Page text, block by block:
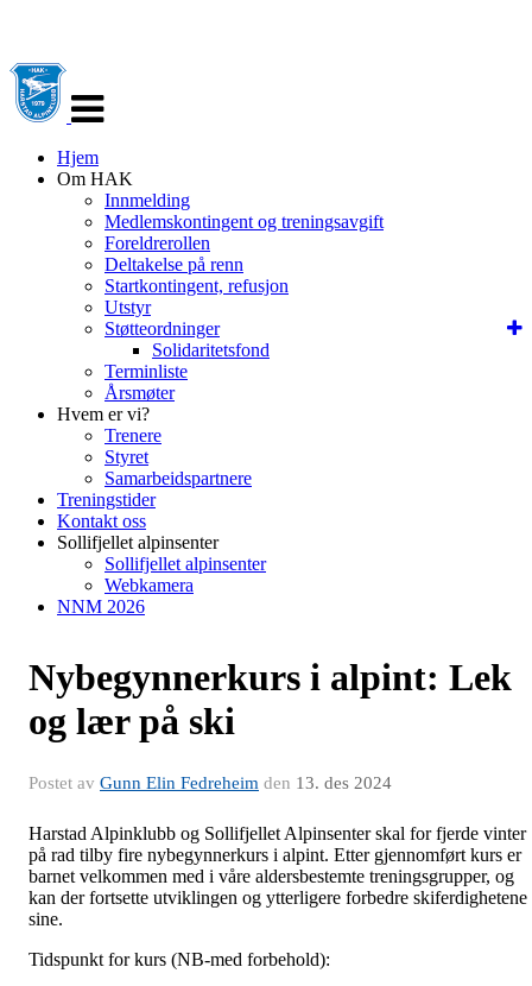
navigasjon
Hjem
Om HAK
Innmelding
Medlemskontingent og treningsavgift
Foreldrerollen
Deltakelse på renn
Startkontingent, refusjon
Utstyr
Støtteordninger
Solidaritetsfond
Terminliste
Årsmøter
Hvem er vi?
Trenere
Styret
Samarbeidspartnere
Treningstider
Kontakt oss
Sollifjellet alpinsenter
Sollifjellet alpinsenter
Webkamera
NNM 2026
Nybegynnerkurs i alpint: Lek
og lær på ski
Postet av Gunn Elin Fedreheim den 13. des 2024
Harstad Alpinklubb og Sollifjellet Alpinsenter skal for fjerde vinter
på rad tilby fire nybegynnerkurs i alpint. Etter gjennomført kurs er
barnet velkommen med i våre aldersbestemte treningsgrupper, og
kan der fortsette utviklingen og ytterligere forbedre skiferdighetene
sine.
Tidspunkt for kurs (NB-med forbehold):